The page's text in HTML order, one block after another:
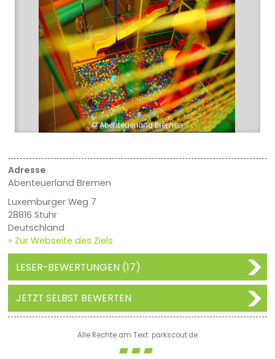
© Abenteuerland Bremen
Adresse
Abenteuerland Bremen
Luxemburger Weg 7
28816 Stuhr
Deutschland
» Zur Webseite des Ziels
LESER-BEWERTUNGEN (17)
JETZT SELBST BEWERTEN
Alle Rechte am Text: parkscout.de